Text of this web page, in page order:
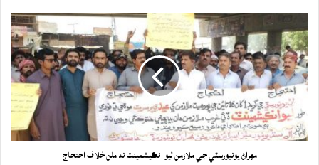
مهراڻ يونيورسٽي جي ملازمن ليو انڪيشمينٽ نه ملڻ خلاف احتجاج